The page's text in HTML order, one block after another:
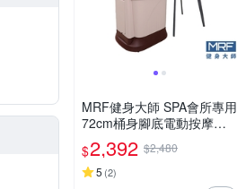
MRF健身大師 SPA會所專用
72cm桶身腳底電動按摩泡
腳機
$2,392 $2,480
5 (2)